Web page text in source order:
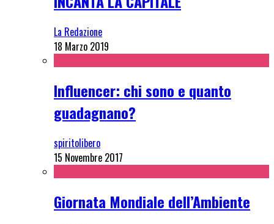
La Redazione
18 Marzo 2019
Influencer: chi sono e quanto
guadagnano?
spiritolibero
15 Novembre 2017
Giornata Mondiale dell’Ambiente